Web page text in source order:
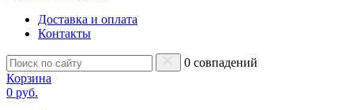
Доставка и оплата
Контакты
0 совпадений
Корзина
0 руб.